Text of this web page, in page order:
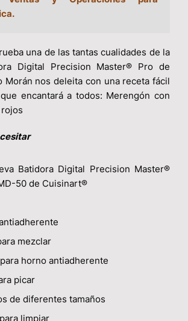
una de las tantas cualidades de la
Digital Precision Master® Pro de
Morán nos deleita con una receta fácil
encantará a todos: Merengón con
Batidora Digital Precision Master®
50 de Cuisinart®
mezclar
horno antiadherente
picar
de diferentes tamaños
limpiar